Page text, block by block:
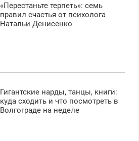
«Перестаньте терпеть»: семь
правил счастья от психолога
Натальи Денисенко
Гигантские нарды, танцы, книги:
куда сходить и что посмотреть в
Волгограде на неделе